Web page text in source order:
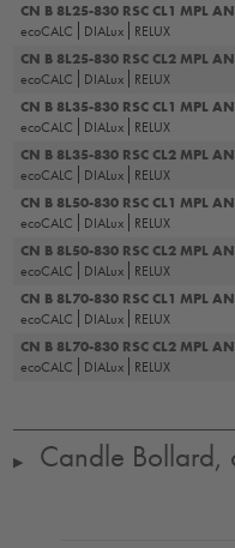
CN B 8L25-830 RSC CL1 MPL
ecoCALC
DIALux RELUX
CN B 8L25-830 RSC CL2 MPL
ecoCALC
DIALux RELUX
CN B 8L35-830 RSC CL1 MPL
ecoCALC
DIALux RELUX
CN B 8L35-830 RSC CL2 MPL
ecoCALC
DIALux RELUX
CN B 8L50-830 RSC CL1 MPL
ecoCALC
DIALux RELUX
CN B 8L50-830 RSC CL2 MPL
ecoCALC
DIALux RELUX
CN B 8L70-830 RSC CL1 MPL
ecoCALC
DIALux RELUX
CN B 8L70-830 RSC CL2 MPL
ecoCALC
DIALux RELUX
▶ Candle Bollard,